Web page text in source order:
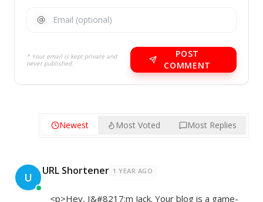
* Your email is kept private and
never published.
POST
COMMENT
Newest Most Voted Most Replies
U URL Shortener 1 YEAR AGO
<p>Hey, I&#8217;m Jack. Your blog is a game-